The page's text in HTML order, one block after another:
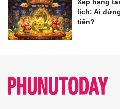
lịch: Ai
tiền?